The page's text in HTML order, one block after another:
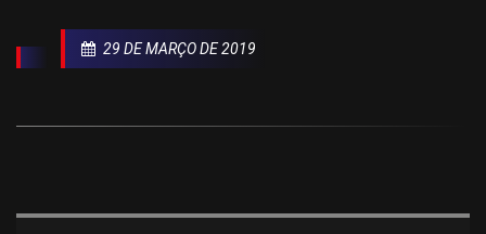
29 DE MARÇO DE 2019